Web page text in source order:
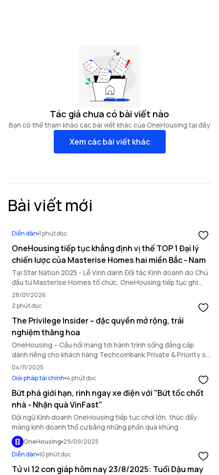
Tác giả chưa có bài viết nào
Bạn có thể tham khảo các bài viết khác của OneHousing tại đây
Xem các bài viết khác
Bài viết mới
Diễn đàn 1 phút đọc
OneHousing tiếp tục khẳng định vị thế TOP 1 Đại lý
chiến lược của Masterise Homes hai miền Bắc - Nam
Tại Star Nation 2025 - Lễ Vinh danh Đối tác Kinh doanh do Chủ
đầu tư Masterise Homes tổ chức, OneHousing tiếp tục ghi
dấu ấn nổi bật với loạt thành tích quan trọng, khẳng định năng
lực triển khai toàn diện và vai trò đối tác chiến lược hàng đầu.
28/01/2026
2 phút đọc
The Privilege Insider – đặc quyền mở rộng, trải
nghiệm thăng hoa
OneHousing – Cầu nối mang tới hành trình sống đẳng cấp
dành riêng cho khách hàng Techcombank Private & Priority sở
hữu bất động sản Masterise Homes.
04/11/2025
Giải pháp tài chính 4 phút đọc
Bứt phá giới hạn, rinh ngay xe điện với "Bứt tốc chốt
nhà - Nhận quà VinFast"
Đội ngũ Kinh doanh OneHousing tiếp tục chơi lớn, thúc đẩy
mảng kinh doanh thổ cư bằng những phần quà khủng
OneHousing 29/09/2025
Diễn đàn 10 phút đọc
Tử vi 12 con giáp hôm nay 23/8/2025: Tuổi Dậu may